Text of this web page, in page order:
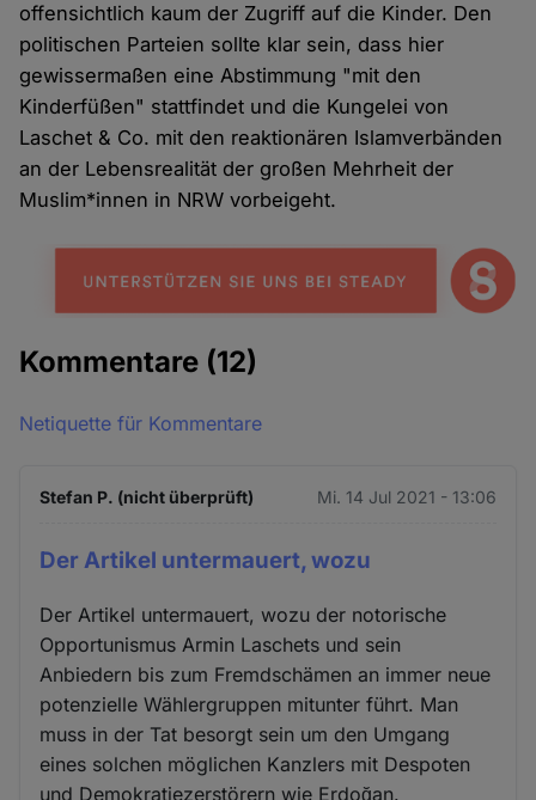
offensichtlich kaum der Zugriff auf die Kinder. Den
politischen Parteien sollte klar sein, dass hier
gewissermaßen eine Abstimmung "mit den
Kinderfüßen" stattfindet und die Kungelei von
Laschet & Co. mit den reaktionären Islamverbänden
an der Lebensrealität der großen Mehrheit der
Muslim*innen in NRW vorbeigeht.
Kommentare (12)
Netiquette für Kommentare
Stefan P. (nicht überprüft) Mi. 14 Jul 2021 - 13:06
Der Artikel untermauert, wozu
Der Artikel untermauert, wozu der notorische
Opportunismus Armin Laschets und sein
Anbiedern bis zum Fremdschämen an immer neue
potenzielle Wählergruppen mitunter führt. Man
muss in der Tat besorgt sein um den Umgang
eines solchen möglichen Kanzlers mit Despoten
und Demokratiezerstörern wie Erdoğan.